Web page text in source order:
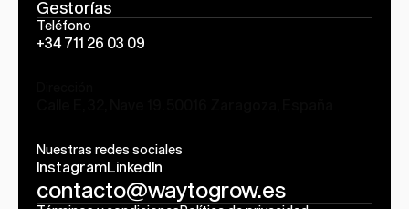
Gestorías
contacto@waytogrow.es
Teléfono
+34 711 26 03 09
Nuestras redes sociales
InstagramLinkedIn